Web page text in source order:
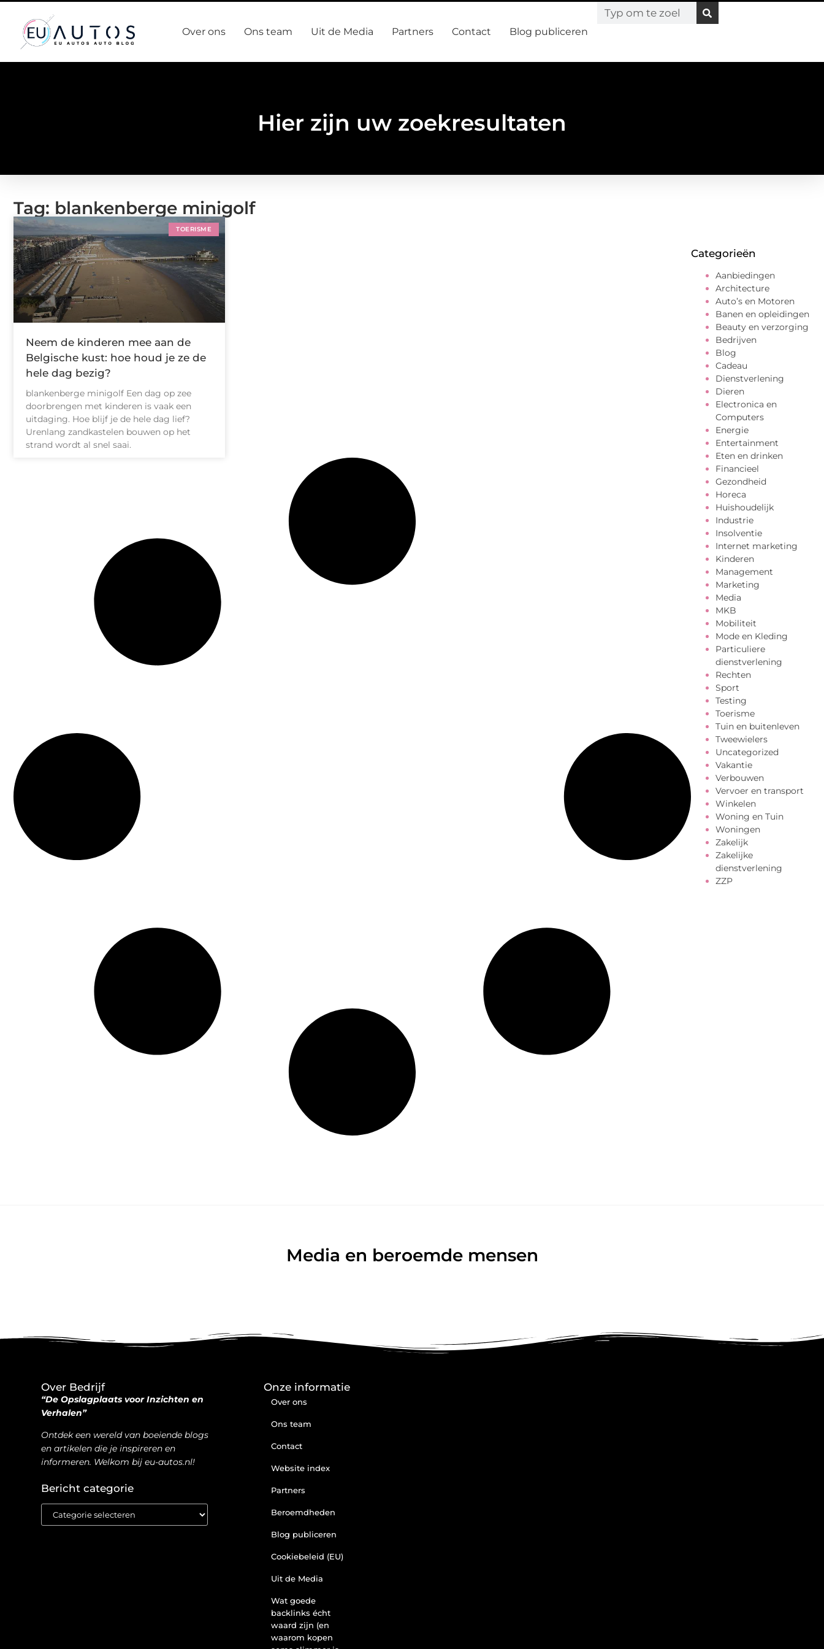
Over ons Ons team Uit de Media Partners Contact Blog publiceren
Hier zijn uw zoekresultaten
Tag: blankenberge minigolf
TOERISME
Neem de kinderen mee aan de
Belgische kust: hoe houd je ze de
hele dag bezig?
blankenberge minigolf Een dag op zee
doorbrengen met kinderen is vaak een
uitdaging. Hoe blijf je de hele dag lief?
Urenlang zandkastelen bouwen op het
strand wordt al snel saai.
Categorieën
Aanbiedingen
Architecture
Auto’s en Motoren
Banen en opleidingen
Beauty en verzorging
Bedrijven
Blog
Cadeau
Dienstverlening
Dieren
Electronica en
Computers
Energie
Entertainment
Eten en drinken
Financieel
Gezondheid
Horeca
Huishoudelijk
Industrie
Insolventie
Internet marketing
Kinderen
Management
Marketing
Media
MKB
Mobiliteit
Mode en Kleding
Particuliere
dienstverlening
Rechten
Sport
Testing
Toerisme
Tuin en buitenleven
Tweewielers
Uncategorized
Vakantie
Verbouwen
Vervoer en transport
Winkelen
Woning en Tuin
Woningen
Zakelijk
Zakelijke
dienstverlening
ZZP
Media en beroemde mensen
Over Bedrijf
“De Opslagplaats voor Inzichten en
Verhalen”
Ontdek een wereld van boeiende blogs
en artikelen die je inspireren en
informeren. Welkom bij eu-autos.nl!
Bericht categorie
Onze informatie
Over ons
Ons team
Contact
Website index
Partners
Beroemdheden
Blog publiceren
Cookiebeleid (EU)
Uit de Media
Wat goede
backlinks écht
waard zijn (en
waarom kopen